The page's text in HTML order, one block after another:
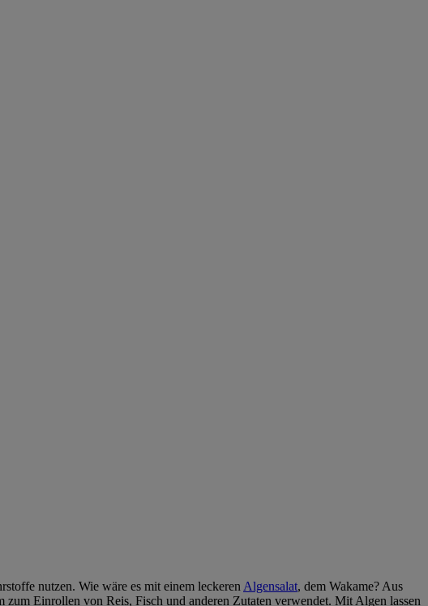
nutzen. Wie wäre es mit einem leckeren Algensalat, dem Wakame? Aus
Einrollen von Reis, Fisch und anderen Zutaten verwendet. Mit Algen lassen